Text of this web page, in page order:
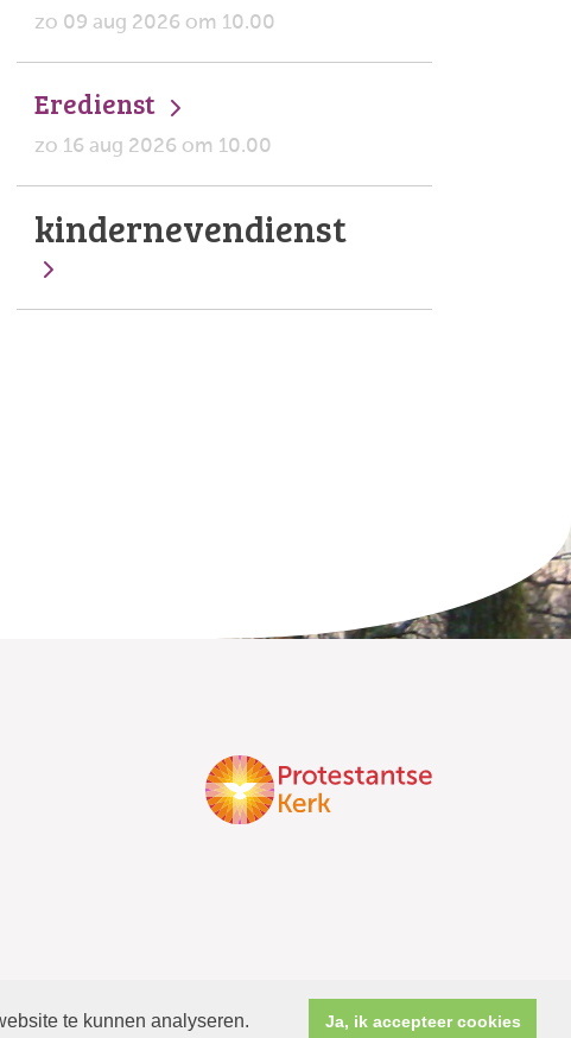
te kunnen analyseren. Ja, ik accepteer cookies
zo 09 aug 2026 om 10.00
Eredienst
zo 16 aug 2026 om 10.00
kindernevendienst